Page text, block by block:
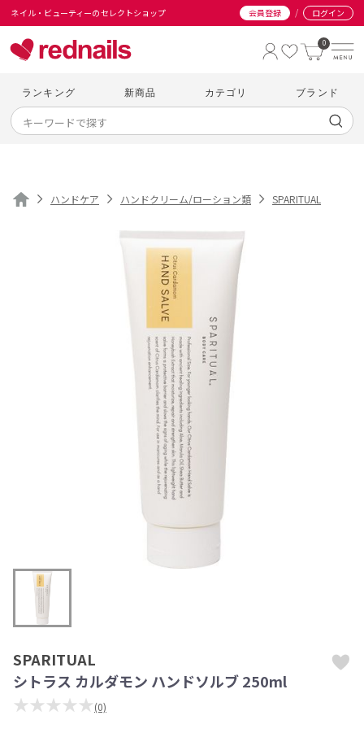
ネイル・ビューティーのセレクトショップ 会員登録 / ログイン
0
ランキング 新商品 カテゴリ ブランド
ハンドケア ハンドクリーム/ローション類 SPARITUAL
SPARITUAL
シトラス カルダモン ハンドソルブ 250ml
★★★★★ (0)